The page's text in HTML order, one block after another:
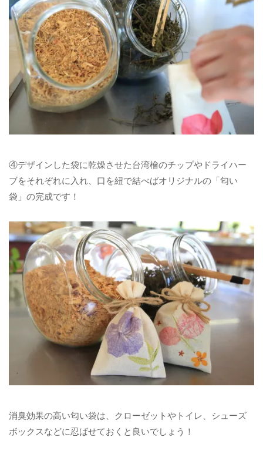
④デザインした袋に乾燥させた台湾檜のチップやドライハー
ブをそれぞれに入れ、口を紐で結べばオリジナルの「匂い
袋」の完成です！
消臭効果の高い匂い袋は、クローゼットやトイレ、シューズ
ボックスなどに忍ばせておくと良いでしょう！